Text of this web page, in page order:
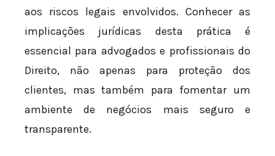
aos riscos legais envolvidos. Conhecer as
implicações jurídicas desta prática é
essencial para advogados e profissionais do
Direito, não apenas para proteção dos
clientes, mas também para fomentar um
ambiente de negócios mais seguro e
transparente.